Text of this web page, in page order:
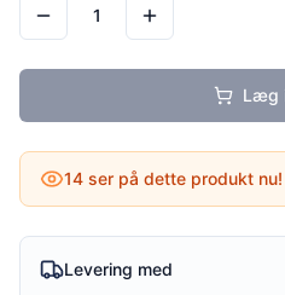
1
Læg
14 ser på dette produkt nu!
Levering med